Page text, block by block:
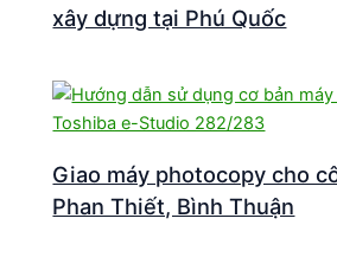
xây dựng tại Phú Quốc
Giao máy photocopy cho
Phan Thiết, Bình Thuận